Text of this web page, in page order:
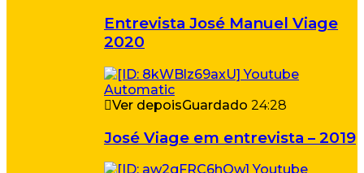
Entrevista José Manuel Viage
2020
Ver depoisGuardado 24:28
José Viage em entrevista – 2019